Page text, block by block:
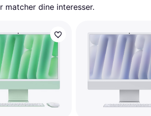
matcher dine interesser.